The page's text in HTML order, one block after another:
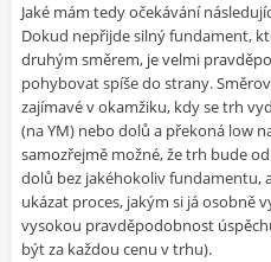
Jaké mám tedy očekávání
Dokud nepřijde silný fundament,
druhým směrem, je velmi
pohybovat spíše do strany.
zajímavé v okamžiku, kdy se trh
(na YM) nebo dolů a překoná low
samozřejmě možné, že trh bude
dolů bez jakéhokoliv fundamentu,
ukázat proces, jakým si já osobně
vysokou pravděpodobnost
být za každou cenu v trhu).